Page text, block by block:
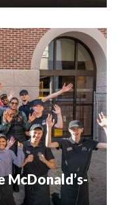
McDonald’s-